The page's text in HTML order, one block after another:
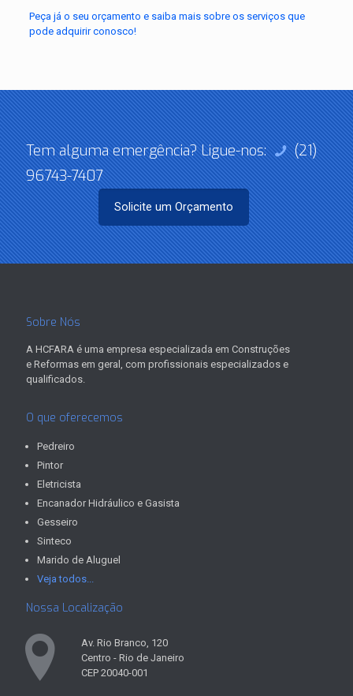
Peça já o seu orçamento e saiba mais sobre os serviços que
pode adquirir conosco!
Tem alguma emergência? Ligue-nos:
(21)
96743-7407
Solicite um Orçamento
Sobre Nós
A HCFARA é uma empresa especializada em Construções
e Reformas em geral, com profissionais especializados e
qualificados.
O que oferecemos
Pedreiro
Pintor
Eletricista
Encanador Hidráulico e Gasista
Gesseiro
Sinteco
Marido de Aluguel
Veja todos...
Nossa Localização
Av. Rio Branco, 120
Centro - Rio de Janeiro
CEP 20040-001